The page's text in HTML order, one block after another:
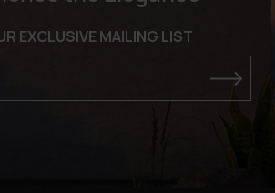
EXCLUSIVE MAILING LIST